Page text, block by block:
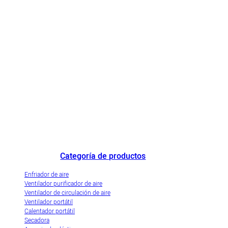
Categoría de productos
Enfriador de aire
Ventilador purificador de aire
Ventilador de circulación de aire
Ventilador portátil
Calentador portátil
Secadora